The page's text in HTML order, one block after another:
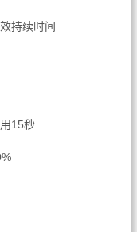
持续时间
15秒